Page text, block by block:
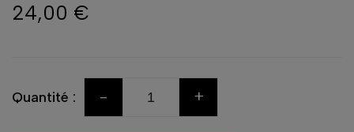
24,00 €
Quantité : - +